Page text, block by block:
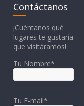
Contáctanos
¡Cuéntanos qué
lugares te gustaría
que visitáramos!
Tu Nombre*
Tu E-mail*